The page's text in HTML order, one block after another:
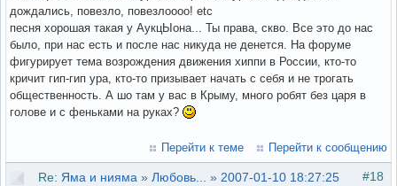
дождались, повезло, повезлоооо! etc
песня хорошая такая у АукцЫона... Ты права, скво. Все это до нас
было, при нас есть и после нас никуда не денется. На форуме
фигурирует тема возрождения движения хиппи в России, кто-то
кричит гип-гип ура, кто-то призывает начать с себя и не трогать
общественность. А шо там у вас в Крыму, много робят без царя в
голове и с феньками на руках?
Перейти к теме Перейти к сообщению
#18
Re: Яма и нияма » Любовь... » 2007-01-10 18:27:25